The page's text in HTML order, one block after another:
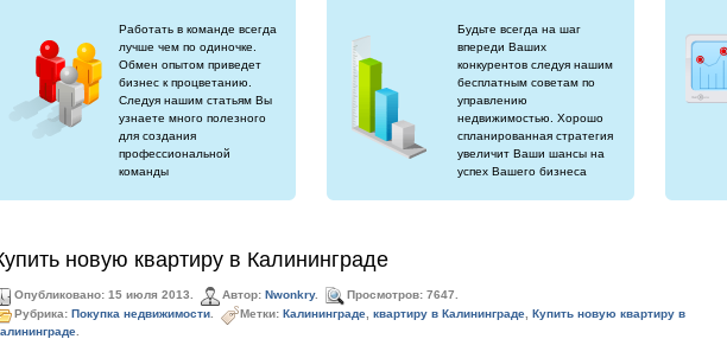
Работать в команде всегда
лучше чем по одиночке.
Обмен опытом приведет
бизнес к процветанию.
Следуя нашим статьям Вы
узнаете много полезного
для создания
профессиональной
команды
Будьте всегда на шаг
впереди Ваших
конкурентов следуя нашим
бесплатным советам по
управлению
недвижимостью. Хорошо
спланированная стратегия
увеличит Ваши шансы на
успех Вашего бизнеса
новую квартиру в Калининграде
Опубликовано: 15 июля 2013. Автор: Nwonkry.
Просмотров: 7647.
Рубрика: Покупка недвижимости. Метки: Калининграде, квартиру в Калининграде, Купить новую квартиру в
.